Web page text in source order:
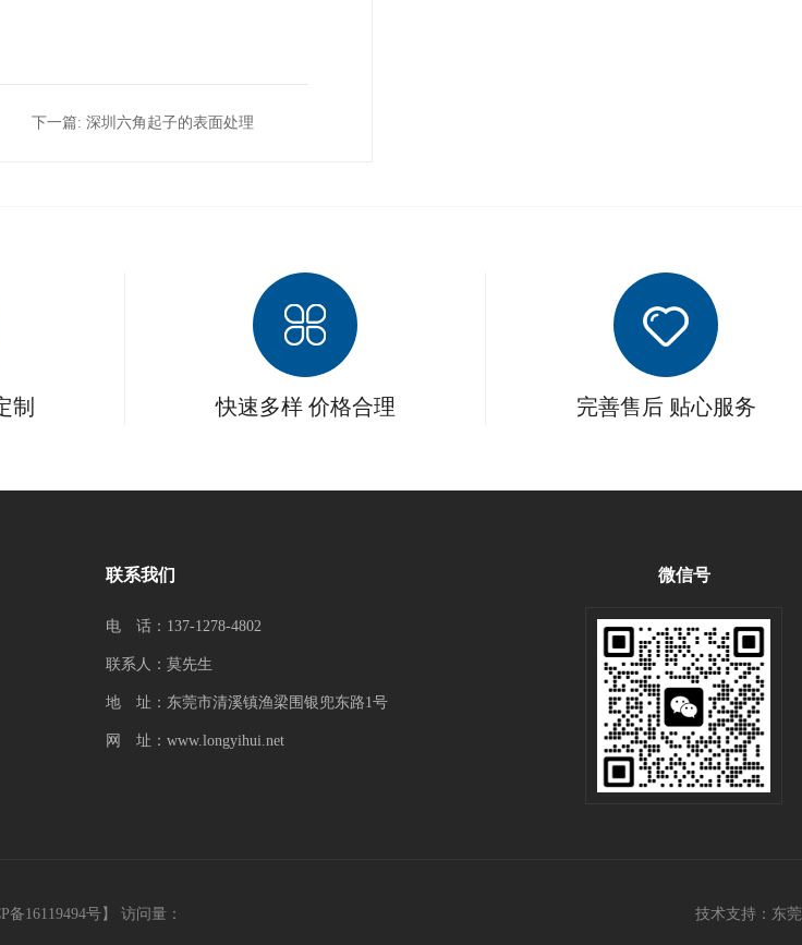
下一篇: 深圳六角起子的表面处理
制 快速多样 价格合理 完善售后 贴心服务
联系我们
电 话：137-1278-4802
联系人：莫先生
地 址：东莞市清溪镇渔梁围银兜东路1号
网 址：www.longyihui.net
微信号
备16119494号】 访问量： 技术支持： 东